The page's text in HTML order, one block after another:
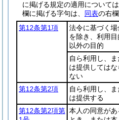
に掲げる規定の適用について
欄に掲げる字句は、 同表の右
第12条第1項
法令に基づく場
を除き、利用目
以外の目的
自ら利用し、ま
は提供してはな
ない
第12条第2項
自ら利用し、ま
は提供する
第12条第2項第 本人の同意があ